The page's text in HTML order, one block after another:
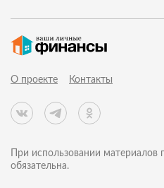
О проекте Контакты
При использовании материалов
обязательна.